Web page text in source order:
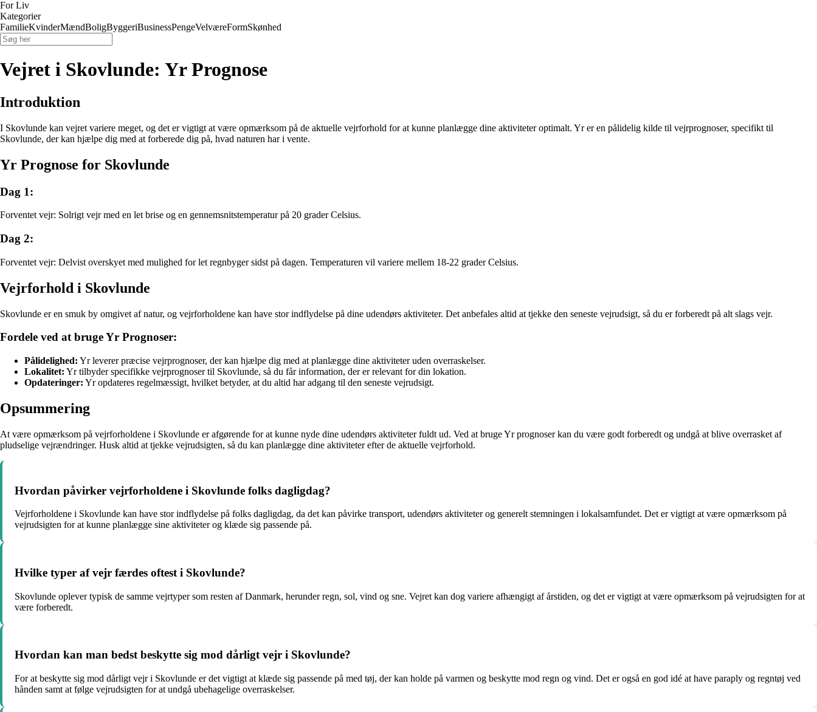
For Liv
Kategorier
FamilieKvinderMændBoligByggeriBusinessPengeVelværeFormSkønhed
Vejret i Skovlunde: Yr Prognose
Introduktion
I Skovlunde kan vejret variere meget, og det er vigtigt at være opmærksom på de aktuelle vejrforhold for at kunne planlægge dine aktiviteter optimalt. Yr er en pålidelig kilde til vejrprognoser, specifikt til
Skovlunde, der kan hjælpe dig med at forberede dig på, hvad naturen har i vente.
Yr Prognose for Skovlunde
Dag 1:
Forventet vejr: Solrigt vejr med en let brise og en gennemsnitstemperatur på 20 grader Celsius.
Dag 2:
Forventet vejr: Delvist overskyet med mulighed for let regnbyger sidst på dagen. Temperaturen vil variere mellem 18-22 grader Celsius.
Vejrforhold i Skovlunde
Skovlunde er en smuk by omgivet af natur, og vejrforholdene kan have stor indflydelse på dine udendørs aktiviteter. Det anbefales altid at tjekke den seneste vejrudsigt, så du er forberedt på alt slags vejr.
Fordele ved at bruge Yr Prognoser:
Pålidelighed: Yr leverer præcise vejrprognoser, der kan hjælpe dig med at planlægge dine aktiviteter uden overraskelser.
Lokalitet: Yr tilbyder specifikke vejrprognoser til Skovlunde, så du får information, der er relevant for din lokation.
Opdateringer: Yr opdateres regelmæssigt, hvilket betyder, at du altid har adgang til den seneste vejrudsigt.
Opsummering
At være opmærksom på vejrforholdene i Skovlunde er afgørende for at kunne nyde dine udendørs aktiviteter fuldt ud. Ved at bruge Yr prognoser kan du være godt forberedt og undgå at blive overrasket af
pludselige vejrændringer. Husk altid at tjekke vejrudsigten, så du kan planlægge dine aktiviteter efter de aktuelle vejrforhold.
Hvordan påvirker vejrforholdene i Skovlunde folks dagligdag?
Vejrforholdene i Skovlunde kan have stor indflydelse på folks dagligdag, da det kan påvirke transport, udendørs aktiviteter og generelt stemningen i lokalsamfundet. Det er vigtigt at være opmærksom på
vejrudsigten for at kunne planlægge sine aktiviteter og klæde sig passende på.
Hvilke typer af vejr færdes oftest i Skovlunde?
Skovlunde oplever typisk de samme vejrtyper som resten af Danmark, herunder regn, sol, vind og sne. Vejret kan dog variere afhængigt af årstiden, og det er vigtigt at være opmærksom på vejrudsigten for at
være forberedt.
Hvordan kan man bedst beskytte sig mod dårligt vejr i Skovlunde?
For at beskytte sig mod dårligt vejr i Skovlunde er det vigtigt at klæde sig passende på med tøj, der kan holde på varmen og beskytte mod regn og vind. Det er også en god idé at have paraply og regntøj ved
hånden samt at følge vejrudsigten for at undgå ubehagelige overraskelser.